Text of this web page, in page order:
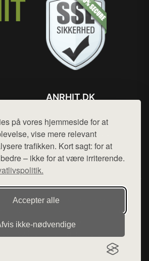
på vores hjemmeside for at
vise mere relevant
trafikken. Kort sagt: for at
– ikke for at være irriterende.
Accepter alle
ikke‑nødvendige
ANRHIT.DK
Mail: hej@want.dk
Cookie- og privatlivspolitik
af want.dk, der udgiver en række
af forskellige produkter fra
sælges ikke varer fra denne side - vi
som sælger varen. Vi har heller ikke